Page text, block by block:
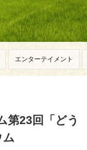
エンターテイメント
第23回「どう